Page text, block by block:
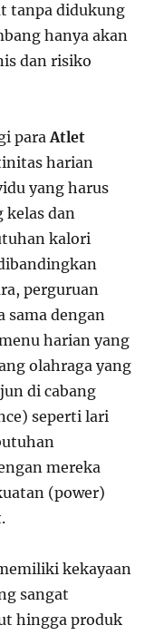
tanpa didukung
hanya akan
dan risiko
paraAtlet
harian
yang harus
kelas dan
kalori
perguruan
sama dengan
harian yang
olahraga yang
di cabang
seperti lari
mereka
(power)
kekayaan
sangat
hingga produk